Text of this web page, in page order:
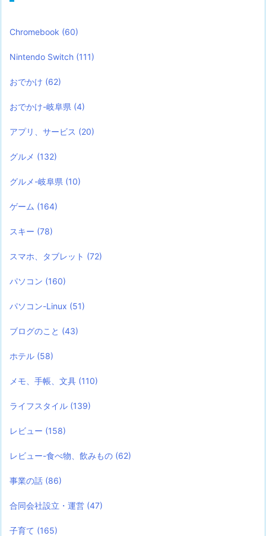
Chromebook (60)
Nintendo Switch (111)
おでかけ (62)
おでかけ-岐阜県 (4)
アプリ、サービス (20)
グルメ (132)
グルメ-岐阜県 (10)
ゲーム (164)
スキー (78)
スマホ、タブレット (72)
パソコン (160)
パソコン-Linux (51)
ブログのこと (43)
ホテル (58)
メモ、手帳、文具 (110)
ライフスタイル (139)
レビュー (158)
レビュー-食べ物、飲みもの (62)
事業の話 (86)
合同会社設立・運営 (47)
子育て (165)